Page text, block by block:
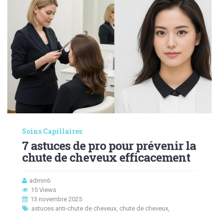
Soins Capillaires
7 astuces de pro pour prévenir la
chute de cheveux efficacement
admin6
15 Views
13 novembre 2025
astuces anti-chute de cheveux, chute de cheveux,